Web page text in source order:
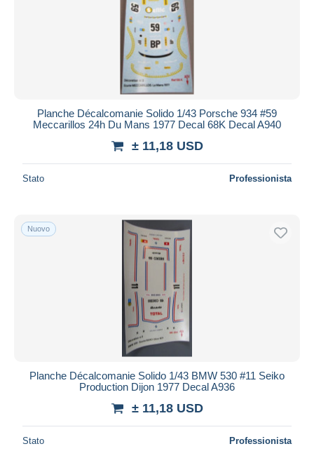
Planche Décalcomanie Solido 1/43 Porsche 934 #59
Meccarillos 24h Du Mans 1977 Decal 68K Decal A940
± 11,18 USD
Stato Professionista
Nuovo
Planche Décalcomanie Solido 1/43 BMW 530 #11 Seiko
Production Dijon 1977 Decal A936
± 11,18 USD
Stato Professionista